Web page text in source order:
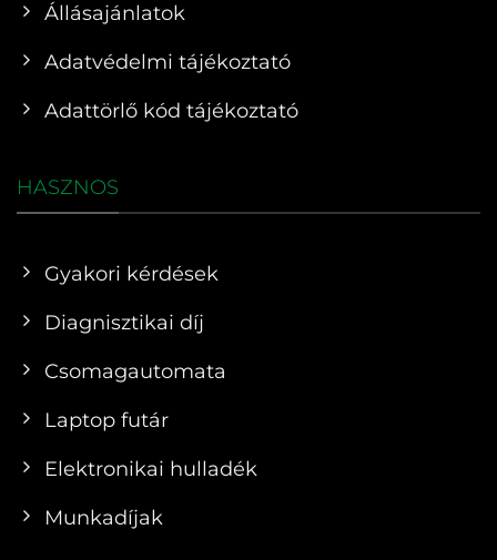
Állásajánlatok
Adatvédelmi tájékoztató
Adattörlő kód tájékoztató
HASZNOS
Gyakori kérdések
Diagnisztikai díj
Csomagautomata
Laptop futár
Elektronikai hulladék
Munkadíjak